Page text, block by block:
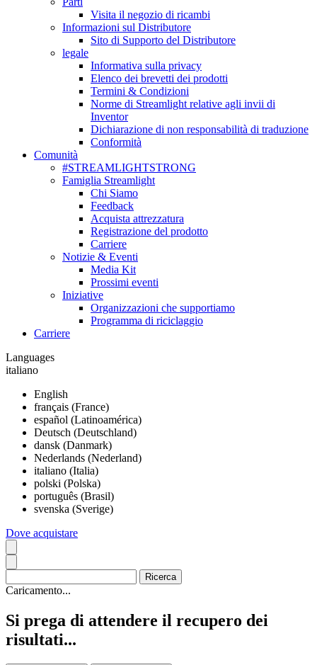
Visita il negozio di ricambi
Informazioni sul Distributore
Sito di Supporto del Distributore
legale
Informativa sulla privacy
Elenco dei brevetti dei prodotti
Termini & Condizioni
Norme di Streamlight relative agli invii di
Inventor
Dichiarazione di non responsabilità di traduzione
Conformità
Comunità
#STREAMLIGHTSTRONG
Famiglia Streamlight
Chi Siamo
Feedback
Acquista attrezzatura
Registrazione del prodotto
Carriere
Notizie & Eventi
Media Kit
Prossimi eventi
Iniziative
Organizzazioni che supportiamo
Programma di riciclaggio
Carriere
Languages
italiano
English
français (France)
español (Latinoamérica)
Deutsch (Deutschland)
dansk (Danmark)
Nederlands (Nederland)
italiano (Italia)
polski (Polska)
português (Brasil)
svenska (Sverige)
Dove acquistare
Caricamento...
Si prega di attendere il recupero dei
risultati...